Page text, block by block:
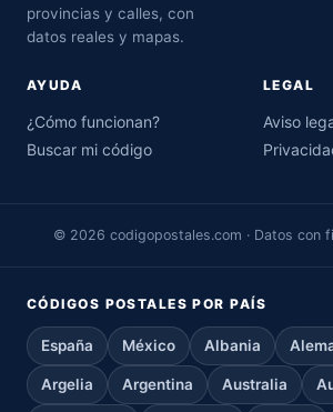
provincias y calles, con
datos reales y mapas.
AYUDA
¿Cómo funcionan?
Buscar mi código
LEGAL
Aviso
© 2026 codigopostales.com · Datos con
CÓDIGOS POSTALES POR PAÍS
España México Albania
Argelia Argentina Australia